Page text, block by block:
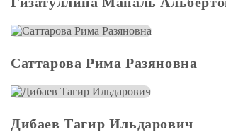
Саттарова Рима Разяновна
Дибаев Тагир Ильдарович